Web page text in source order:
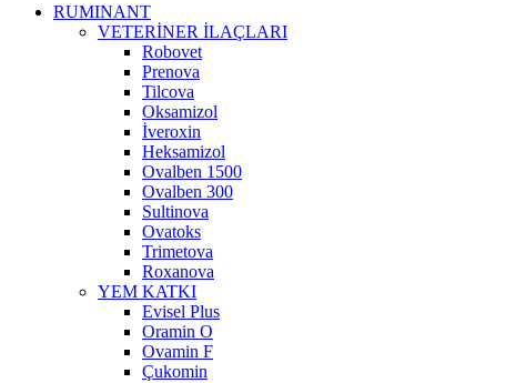
RUMINANT
VETERİNER İLAÇLARI
Robovet
Prenova
Tilcova
Oksamizol
İveroxin
Heksamizol
Ovalben 1500
Ovalben 300
Sultinova
Ovatoks
Trimetova
Roxanova
YEM KATKI
Evisel Plus
Oramin O
Ovamin F
Çukomin